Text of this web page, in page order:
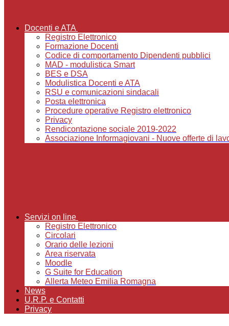
Docenti e ATA
Registro Elettronico
Formazione Docenti
Codice di comportamento Dipendenti pubblici
MAD - modulistica Smart
BES e DSA
Modulistica Docenti e ATA
RSU e comunicazioni sindacali
Posta elettronica
Procedure operative Registro elettronico
Privacy
Rendicontazione sociale 2019-2022
Associazione Informagiovani - Nuove offerte di
Servizi on line
Registro Elettronico
Circolari
Orario delle lezioni
Area riservata
Moodle
G Suite for Education
Allerta Meteo Emilia Romagna
News
U.R.P. e Contatti
Privacy